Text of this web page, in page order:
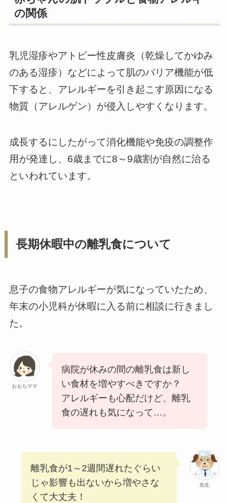
の関係
乳児湿疹やアトピー性皮膚炎（乾燥してかゆみ
のある湿疹）などによって肌のバリア機能が低
下すると、アレルギーを引き起こす原因になる
物質（アレルゲン）が侵入しやすくなります。
成長するにしたがって消化機能や免疫の調整作
用が発達し、6歳までに8～9歳割が自然に治る
といわれています。
長期休暇中の離乳食について
息子の食物アレルギーが気になっていたため、
年末の小児科が休暇に入る前に相談に行きまし
た。
おもちママ
病院が休みの間の離乳食は新し
い食材を増やすべきですか？
アレルギーも心配だけど、離乳
食の遅れも気になって…。
先生
離乳食が1～2週間遅れたぐらい
じゃ影響も出ないから増やさな
くて大丈夫！